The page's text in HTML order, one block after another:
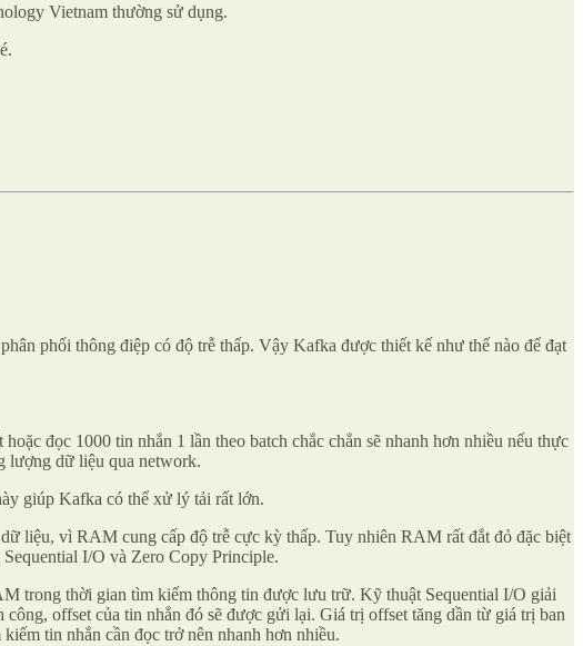
Vietnam thường sử dụng.
phối thông điệp có độ trễ thấp. Vậy Kafka được thiết kế như thế nào để đạt
đọc 1000 tin nhắn 1 lần theo batch chắc chắn sẽ nhanh hơn nhiều nếu thực
lượng dữ liệu qua network.
giúp Kafka có thể xử lý tải rất lớn.
liệu, vì RAM cung cấp độ trễ cực kỳ thấp. Tuy nhiên RAM rất đắt đỏ đặc biệt
I/O và Zero Copy Principle.
trong thời gian tìm kiếm thông tin được lưu trữ. Kỹ thuật Sequential I/O giải
offset của tin nhắn đó sẽ được gửi lại. Giá trị offset tăng dần từ giá trị ban
tin nhắn cần đọc trở nên nhanh hơn nhiều.